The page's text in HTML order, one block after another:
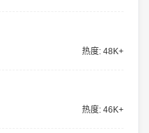
热度: 48K+
热度: 46K+